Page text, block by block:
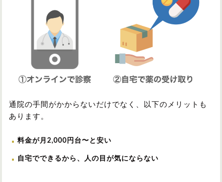
通院の手間がかからないだけでなく、以下のメリットも
あります。
料金が月2,000円台〜と安い
自宅でできるから、人の目が気にならない